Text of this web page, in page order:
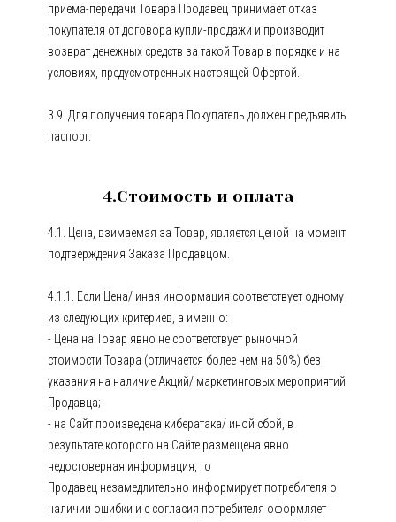
приема-передачи Товара Продавец принимает отказ
покупателя от договора купли-продажи и производит
возврат денежных средств за такой Товар в порядке и на
условиях, предусмотренных настоящей Офертой.
3.9. Для получения товара Покупатель должен предъявить
паспорт.
4.Стоимость и оплата
4.1. Цена, взимаемая за Товар, является ценой на момент
подтверждения Заказа Продавцом.
4.1.1. Если Цена/ иная информация соответствует одному
из следующих критериев, а именно:
- Цена на Товар явно не соответствует рыночной
стоимости Товара (отличается более чем на 50%) без
указания на наличие Акций/ маркетинговых мероприятий
Продавца;
- на Сайт произведена кибератака/ иной сбой, в
результате которого на Сайте размещена явно
недостоверная информация, то
Продавец незамедлительно информирует потребителя о
наличии ошибки и с согласия потребителя оформляет